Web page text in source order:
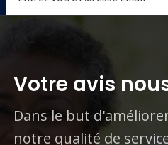
Votre avis
Dans le but
notre qualité de